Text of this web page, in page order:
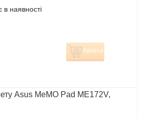
в наявності
Купити
Asus MeMO Pad ME172V,